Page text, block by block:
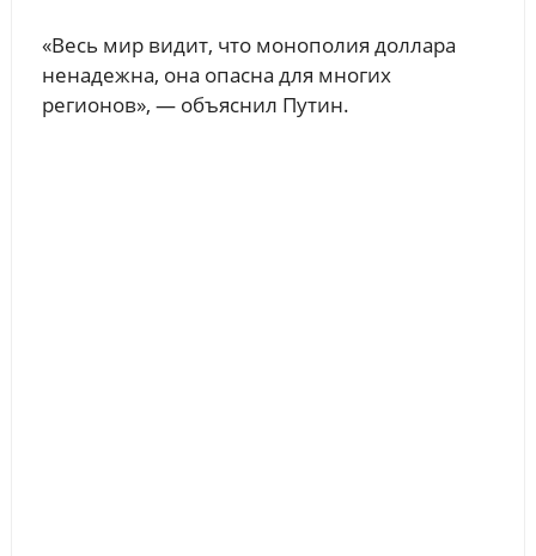
«Весь мир видит, что монополия доллара
ненадежна, она опасна для многих
регионов», — объяснил Путин.